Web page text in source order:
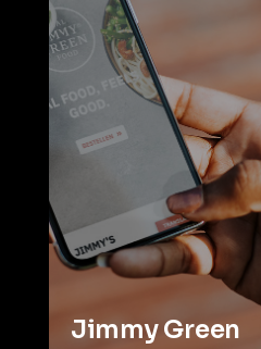
Jimmy Green